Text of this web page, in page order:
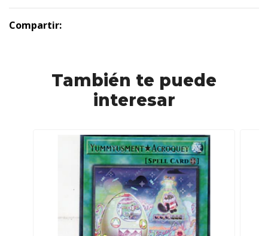
Compartir:
También te puede
interesar